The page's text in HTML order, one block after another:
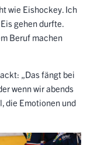
wie Eishockey. Ich
gehen durfte.
Beruf machen
„Das fängt bei
wenn wir abends
die Emotionen und